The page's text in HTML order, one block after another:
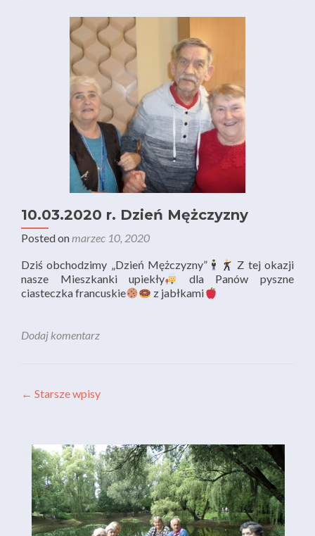
10.03.2020 r. Dzień Mężczyzny
Posted onmarzec 10, 2020
Dziś obchodzimy „Dzień Mężczyzny”
Z tej okazji
nasze Mieszkanki upiekły
dla Panów pyszne
ciasteczka francuskie
z jabłkami
Dodaj komentarz
Nawigacja po wpisach
← Starsze wpisy